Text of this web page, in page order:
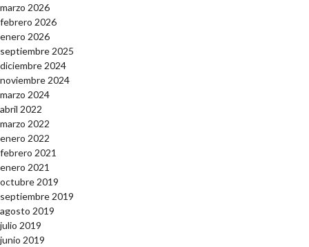
marzo 2026
febrero 2026
enero 2026
septiembre 2025
diciembre 2024
noviembre 2024
marzo 2024
abril 2022
marzo 2022
enero 2022
febrero 2021
enero 2021
octubre 2019
septiembre 2019
agosto 2019
julio 2019
junio 2019